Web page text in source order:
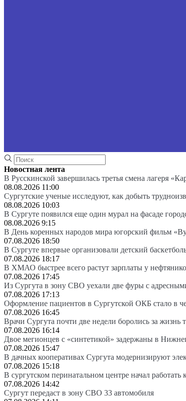
Новостная лента
В Русскинской завершилась третья смена лагеря
08.08.2026 11:00
Сургутские ученые исследуют, как добыть
08.08.2026 10:03
В Сургуте появился еще один мурал на фасаде
08.08.2026 9:15
В День коренных народов мира югорский фильм
07.08.2026 18:50
В Сургуте впервые организовали детский
07.08.2026 18:17
В ХМАО быстрее всего растут зарплаты у
07.08.2026 17:45
Из Сургута в зону СВО уехали две фуры с
07.08.2026 17:13
Оформление пациентов в Сургутской ОКБ стало в
07.08.2026 16:45
Врачи Сургута почти две недели боролись за жизнь
07.08.2026 16:14
Двое мегионцев с «синтетикой» задержаны в
07.08.2026 15:47
В дачных кооперативах Сургута модернизируют
07.08.2026 15:18
В сургутском перинатальном центре начал
07.08.2026 14:42
Сургут передаст в зону СВО 33 автомобиля